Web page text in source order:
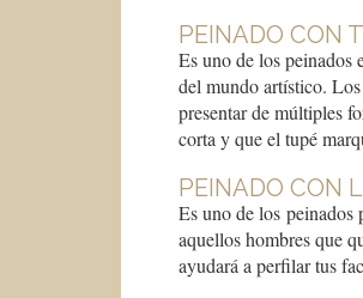
PEINADO CON
Es uno de los peinados
del mundo artístico.
presentar de múltiples
corta y que el tupé
PEINADO CON
Es uno de los peinados
aquellos hombres que
ayudará a perfilar tus